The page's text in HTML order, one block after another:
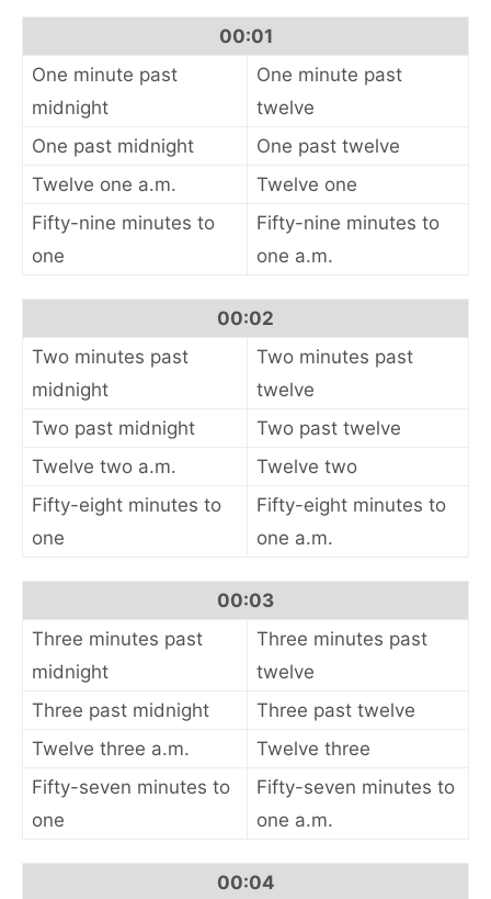
00:01
One minute past
midnight
One minute past
twelve
One past midnight
One past twelve
Twelve one a.m.
Twelve one
Fifty-nine minutes to
one
Fifty-nine minutes to
one a.m.
00:02
Two minutes past
midnight
Two minutes past
twelve
Two past midnight
Two past twelve
Twelve two a.m.
Twelve two
Fifty-eight minutes to
one
Fifty-eight minutes to
one a.m.
00:03
Three minutes past
midnight
Three minutes past
twelve
Three past midnight
Three past twelve
Twelve three a.m.
Twelve three
Fifty-seven minutes to
one
Fifty-seven minutes to
one a.m.
00:04